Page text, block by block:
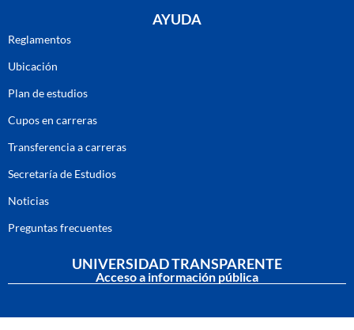
AYUDA
Reglamentos
Ubicación
Plan de estudios
Cupos en carreras
Transferencia a carreras
Secretaría de Estudios
Noticias
Preguntas frecuentes
UNIVERSIDAD TRANSPARENTE
Acceso a información pública